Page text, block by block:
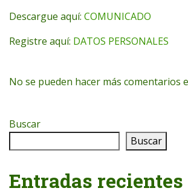
Descargue aquí: COMUNICADO
Registre aquí: DATOS PERSONALES
No se pueden hacer más comentarios
Buscar
Buscar
Entradas recientes